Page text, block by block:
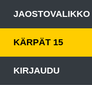
JAOSTOVALIKKO
KÄRPÄT 15
KIRJAUDU